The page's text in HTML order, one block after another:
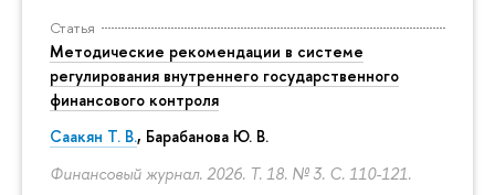
Статья
Методические рекомендации в системе
регулирования внутреннего государственного
финансового контроля
Саакян Т. В., Барабанова Ю. В.
Финансовый журнал. 2026. Т. 18. № 3. С. 110-121.